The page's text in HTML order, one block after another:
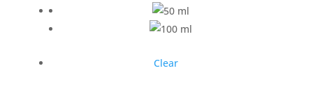
Clear